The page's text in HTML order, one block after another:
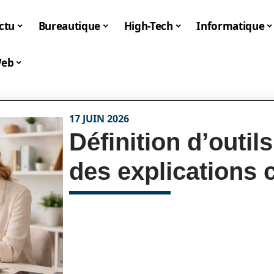
Bureautique High-Tech Informatique
17 JUIN 2026
Définition
des explications